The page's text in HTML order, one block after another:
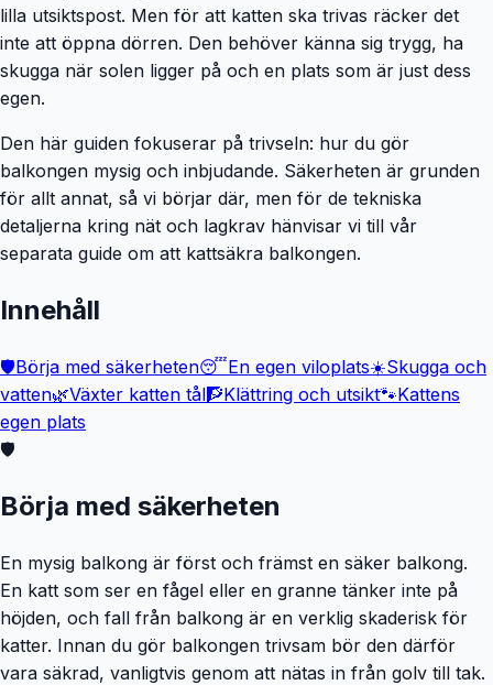
lilla utsiktspost. Men för att katten ska trivas räcker det
inte att öppna dörren. Den behöver känna sig trygg, ha
skugga när solen ligger på och en plats som är just dess
egen.
Den här guiden fokuserar på trivseln: hur du gör
balkongen mysig och inbjudande. Säkerheten är grunden
för allt annat, så vi börjar där, men för de tekniska
detaljerna kring nät och lagkrav hänvisar vi till vår
separata guide om att kattsäkra balkongen.
Innehåll
🛡️Börja med säkerheten😴En egen viloplats☀️Skugga och
vatten🌿Växter katten tål🧗Klättring och utsikt🐾Kattens
egen plats
🛡️
Börja med säkerheten
En mysig balkong är först och främst en säker balkong.
En katt som ser en fågel eller en granne tänker inte på
höjden, och fall från balkong är en verklig skaderisk för
katter. Innan du gör balkongen trivsam bör den därför
vara säkrad, vanligtvis genom att nätas in från golv till tak.